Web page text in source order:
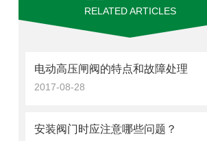
RELATED ARTICLES
电动高压闸阀的特点和故障处理
2017-08-28
安装阀门时应注意哪些问题？